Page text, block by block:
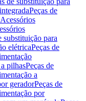
Peças de
Acessórios
substituição para
elétricaPeças de
pilhasPeças de
a
geradorPeças de
por